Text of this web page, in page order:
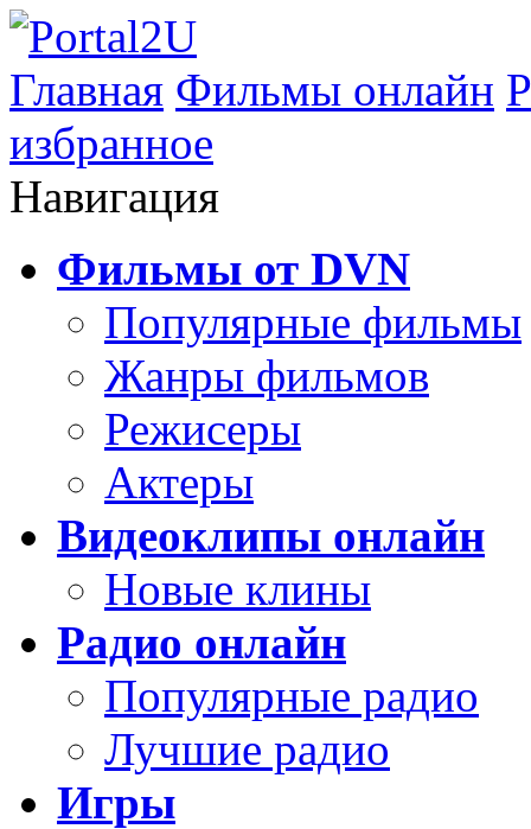
Главная Фильмы онлайн
избранное
Навигация
Фильмы от DVN
Популярные фильмы
Жанры фильмов
Режисеры
Актеры
Видеоклипы онлайн
Новые клины
Радио онлайн
Популярные радио
Лучшие радио
Игры